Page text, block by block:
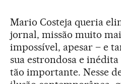
Mario Costeja queria
jornal, missão muito
impossível, apesar – e
sua estrondosa e
tão importante. Nesse